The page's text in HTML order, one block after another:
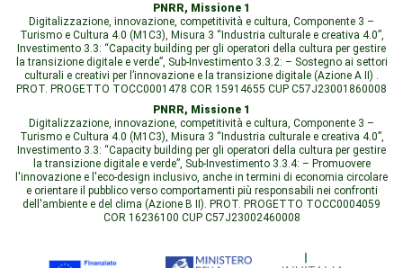
PNRR, Missione 1
Digitalizzazione, innovazione, competitività e cultura, Componente 3 –
Turismo e Cultura 4.0 (M1C3), Misura 3 “Industria culturale e creativa 4.0”,
Investimento 3.3: “Capacity building per gli operatori della cultura per gestire
la transizione digitale e verde”, Sub-Investimento 3.3.2: – Sostegno ai settori
culturali e creativi per l’innovazione e la transizione digitale (Azione A II) .
PROT. PROGETTO TOCC0001478 COR 15914655 CUP C57J23001860008
PNRR, Missione 1
Digitalizzazione, innovazione, competitività e cultura, Componente 3 –
Turismo e Cultura 4.0 (M1C3), Misura 3 “Industria culturale e creativa 4.0”,
Investimento 3.3: “Capacity building per gli operatori della cultura per gestire
la transizione digitale e verde”, Sub-Investimento 3.3.4: – Promuovere
l'innovazione e l'eco-design inclusivo, anche in termini di economia circolare
e orientare il pubblico verso comportamenti più responsabili nei confronti
dell'ambiente e del clima (Azione B II). PROT. PROGETTO TOCC0004059
COR 16236100 CUP C57J23002460008